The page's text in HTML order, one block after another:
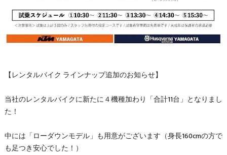
【レンタルバイク ラインナップ追加のお知らせ】
当社のレンタルバイクに新たに４機種加わり「合計11台」となりまし
た！
中には「ローダウンモデル」も用意がございます（身長160cmの方で
も足つき安心でした！）